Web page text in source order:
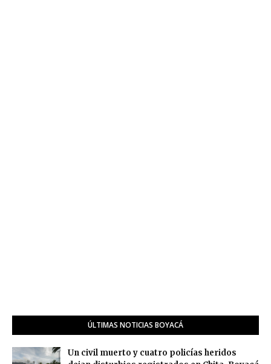
ÚLTIMAS NOTICIAS BOYACÁ
Un civil muerto y cuatro policías heridos